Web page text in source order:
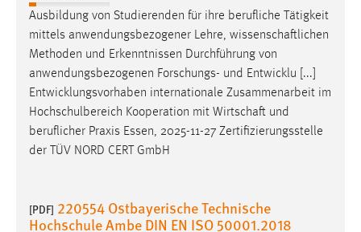
Ausbildung von Studierenden für ihre berufliche Tätigkeit
mittels anwendungsbezogener Lehre, wissenschaftlichen
Methoden und Erkenntnissen Durchführung von
anwendungsbezogenen Forschungs- und Entwicklu [...]
Entwicklungsvorhaben internationale Zusammenarbeit im
Hochschulbereich Kooperation mit Wirtschaft und
beruflicher Praxis Essen, 2025-11-27 Zertifizierungsstelle
der TÜV NORD CERT GmbH
[PDF] 220554 Ostbayerische Technische
Hochschule Ambe DIN EN ISO 50001.2018